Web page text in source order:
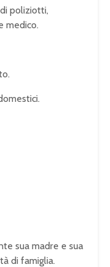
poliziotti,
medico.
sua madre e sua
di famiglia.